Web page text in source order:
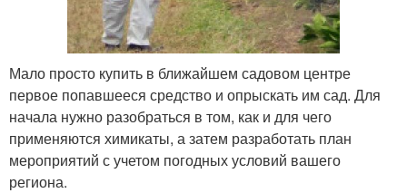
Мало просто купить в ближайшем садовом центре
первое попавшееся средство и опрыскать им сад. Для
начала нужно разобраться в том, как и для чего
применяются химикаты, а затем разработать план
мероприятий с учетом погодных условий вашего
региона.